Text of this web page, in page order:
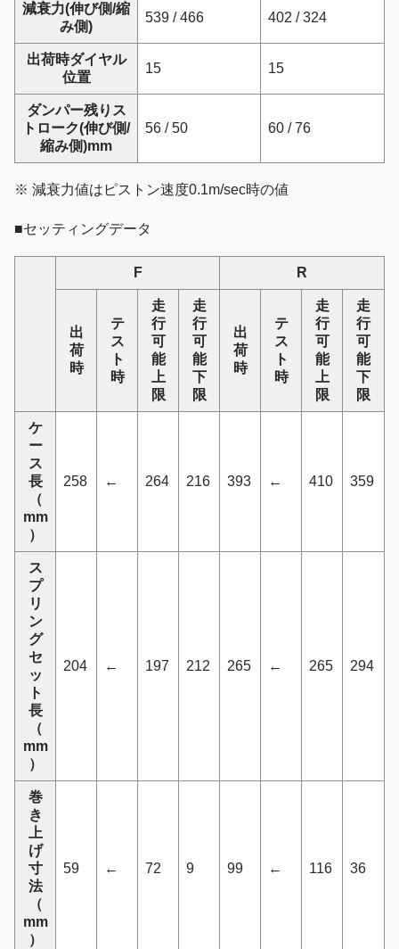
減衰力(伸び側/縮
み側)
539 / 466 402 / 324
出荷時ダイヤル
位置
15 15
ダンパー残りス
トローク(伸び側/
縮み側)mm
56 / 50 60 / 76
※ 減衰力値はピストン速度0.1m/sec時の値
■セッティングデータ
F R
出
荷
時
テ
ス
ト
時
走
行
可
能
上
限
走
行
可
能
下
限
出
荷
時
テ
ス
ト
時
走
行
可
能
上
限
走
行
可
能
下
限
ケ
ー
ス
長
（
mm
）
258 ← 264 216 393 ← 410 359
ス
プ
リ
ン
グ
セ
ッ
ト
長
（
mm
）
204 ← 197 212 265 ← 265 294
巻
き
上
げ
寸
法
（
mm
）
59 ← 72 9 99 ← 116 36